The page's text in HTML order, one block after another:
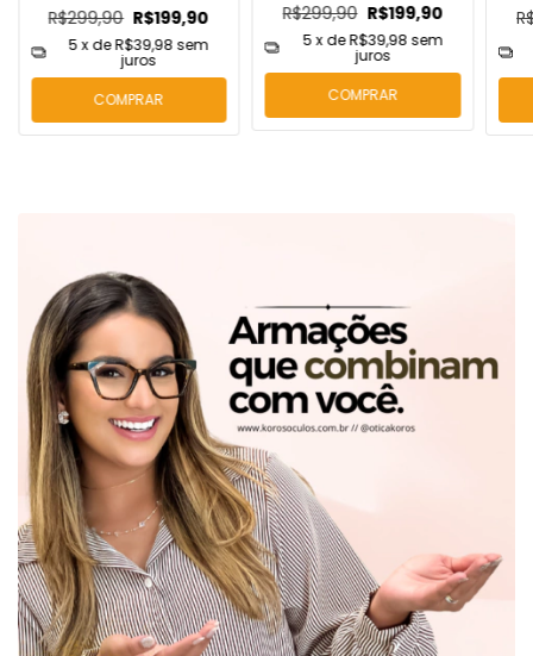
R$299,90 R$199,90
5x deR$39,98 sem
juros
COMPRAR
R$299,90 R$199,90
5x deR$39,98 sem
juros
COMPRAR